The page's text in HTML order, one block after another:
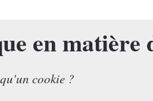
en matière
cookie ?